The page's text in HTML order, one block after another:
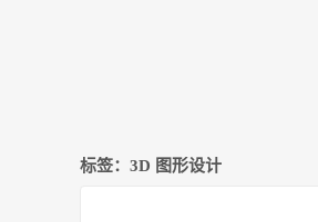
标签：3D 图形设计